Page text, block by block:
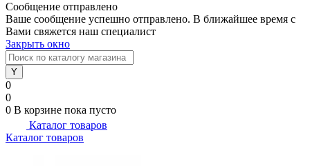
Сообщение отправлено
Ваше сообщение успешно отправлено. В ближайшее время с
Вами свяжется наш специалист
Закрыть окно
0
0
0 В корзине пока пусто
Каталог товаров
Каталог товаров